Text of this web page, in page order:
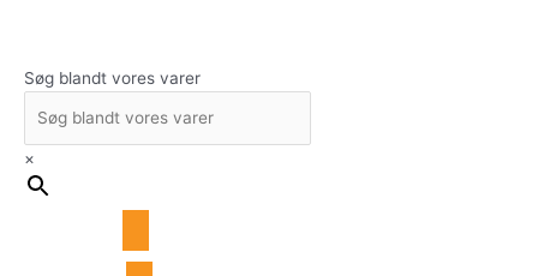
Søg blandt vores varer
×